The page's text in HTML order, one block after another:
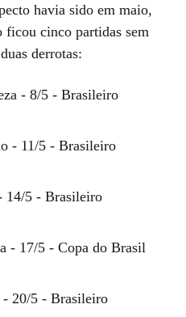
havia sido em maio,
ficou cinco partidas sem
derrotas:
- 8/5 - Brasileiro
- 11/5 - Brasileiro
14/5 - Brasileiro
- 17/5 - Copa do Brasil
20/5 - Brasileiro